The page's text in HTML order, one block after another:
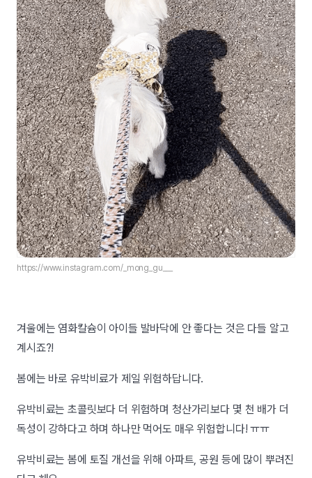
https://www.instagram.com/_mong_gu___
겨울에는 염화칼슘이 아이들 발바닥에 안 좋다는 것은 다들 알고
계시죠?!
봄에는 바로 유박비료가 제일 위험하답니다.
유박비료는 초콜릿보다 더 위험하며 청산가리보다 몇 천 배가 더
독성이 강하다고 하며 하나만 먹어도 매우 위험합니다! ㅠㅠ
유박비료는 봄에 토질 개선을 위해 아파트, 공원 등에 많이 뿌려진